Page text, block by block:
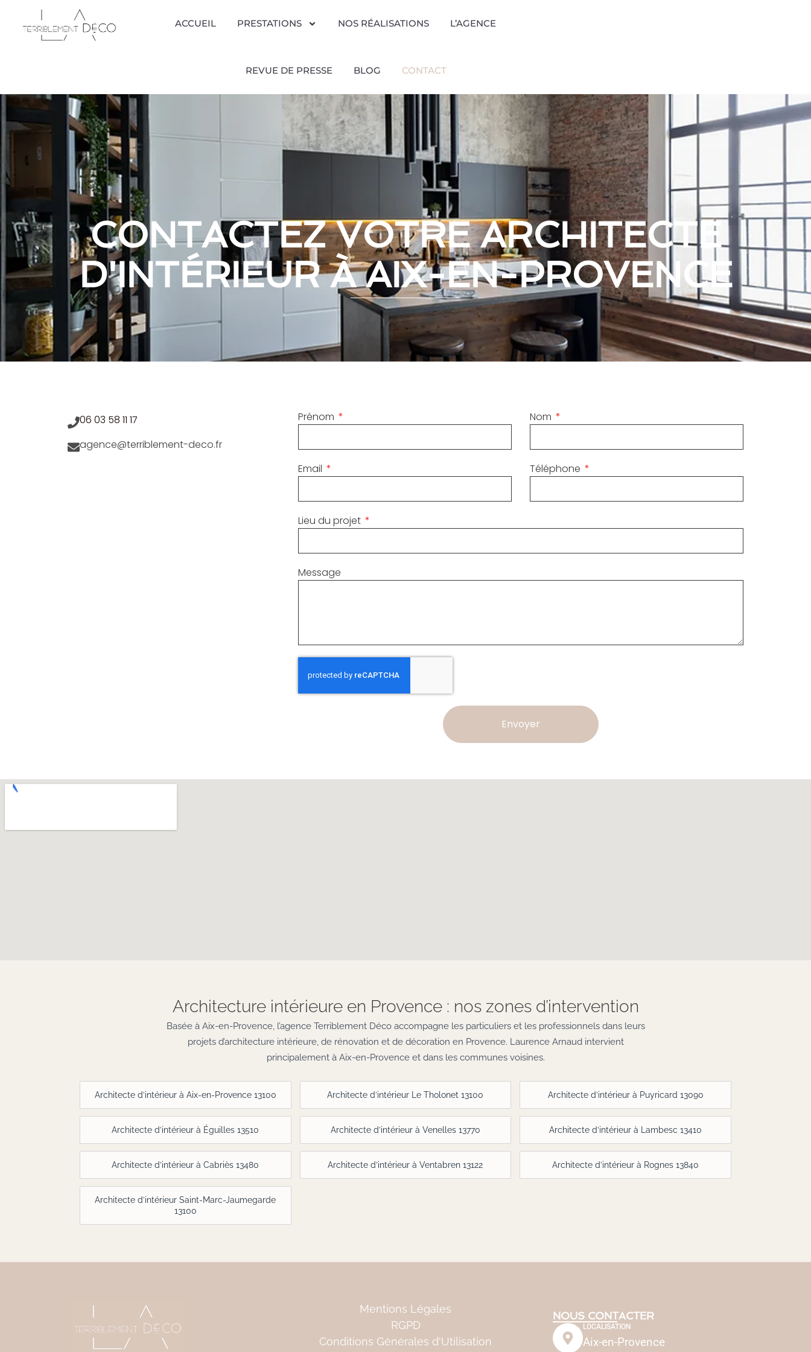
ACCUEIL PRESTATIONS NOS RÉALISATIONS L’AGENCE
REVUE DE PRESSE BLOG CONTACT
CONTACTEZ VOTRE ARCHITECTE
D'INTÉRIEUR À AIX-EN-PROVENCE
06 03 58 11 17
agence@terriblement-deco.fr
Prénom Nom
Email Téléphone
Lieu du projet
Message
Envoyer
Architecture intérieure en Provence : nos zones d’intervention
Basée à Aix-en-Provence, l’agence Terriblement Déco accompagne les particuliers et les professionnels dans leurs
projets d’architecture intérieure, de rénovation et de décoration en Provence. Laurence Arnaud intervient
principalement à Aix-en-Provence et dans les communes voisines.
Architecte d’intérieur à Aix-en-Provence 13100 Architecte d’intérieur Le Tholonet 13100 Architecte d’intérieur à Puyricard 13090
Architecte d’intérieur à Éguilles 13510 Architecte d’intérieur à Venelles 13770 Architecte d’intérieur à Lambesc 13410
Architecte d’intérieur à Cabriès 13480 Architecte d’intérieur à Ventabren 13122 Architecte d’intérieur à Rognes 13840
Architecte d’intérieur Saint-Marc-Jaumegarde
13100
Mentions Légales
RGPD
Conditions Générales d'Utilisation
NOUS CONTACTER
LOCALISATION
Aix-en-Provence